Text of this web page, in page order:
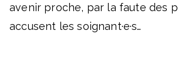
avenir proche, par la faute des
accusent les soignant·e·s…